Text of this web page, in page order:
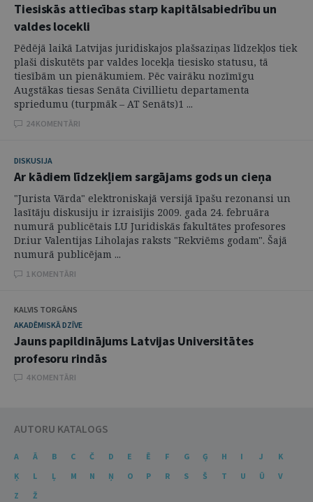
Tiesiskās attiecības starp kapitālsabiedrību un
valdes locekli
Pēdējā laikā Latvijas juridiskajos plašsaziņas līdzekļos tiek
plaši diskutēts par valdes locekļa tiesisko statusu, tā
tiesībām un pienākumiem. Pēc vairāku nozīmīgu
Augstākas tiesas Senāta Civillietu departamenta
spriedumu (turpmāk – AT Senāts)1 ...
24 KOMENTĀRI
DISKUSIJA
Ar kādiem līdzekļiem sargājams gods un cieņa
"Jurista Vārda" elektroniskajā versijā īpašu rezonansi un
lasītāju diskusiju ir izraisījis 2009. gada 24. februāra
numurā publicētais LU Juridiskās fakultātes profesores
Dr.iur Valentijas Liholajas raksts "Rekviēms godam". Šajā
numurā publicējam ...
1 KOMENTĀRI
KALVIS TORGĀNS
AKADĒMISKĀ DZĪVE
Jauns papildinājums Latvijas Universitātes
profesoru rindās
4 KOMENTĀRI
AUTORU KATALOGS
A Ā B C Č D E Ē F G Ģ H I J
K
Ķ
L Ļ M N Ņ O P R S Š T U Ū
V
Z
Ž